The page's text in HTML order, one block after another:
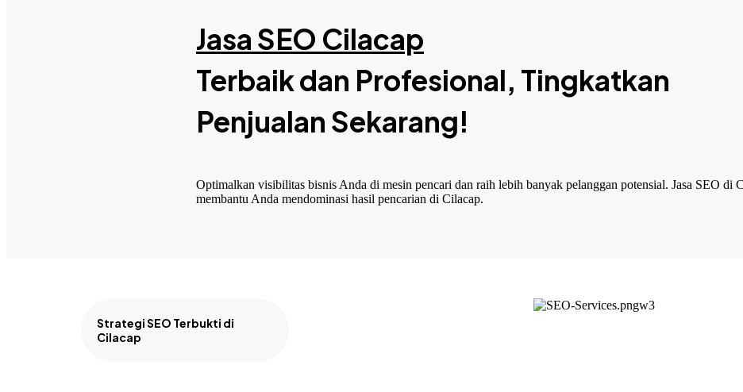
Jasa SEO Cilacap
Terbaik dan Profesional, Tingkatkan
Penjualan Sekarang!
Optimalkan visibilitas bisnis Anda di mesin pencari dan raih lebih banyak pelanggan potensial. Jasa SEO di
membantu Anda mendominasi hasil pencarian di Cilacap.
Strategi SEO Terbukti di
Cilacap